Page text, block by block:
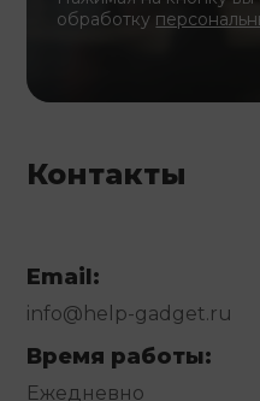
обработку
Контакты
Email:
info@help-gadget.ru
Время работы:
Ежедневно